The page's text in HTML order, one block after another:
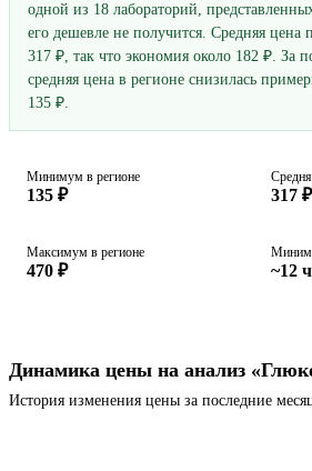
одной из 18 лабораторий,
его дешевле не получится. Средняя цена
317 ₽, так что экономия около 182 ₽. За
средняя цена в регионе снизилась
135 ₽.
Минимум в регионе
135 ₽ 317 ₽
Максимум в регионе
470 ₽ ~12 ч
Динамика цены на анализ
История изменения цены за последние